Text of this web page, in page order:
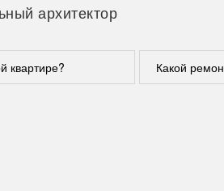
архитектор
квартире? Какой